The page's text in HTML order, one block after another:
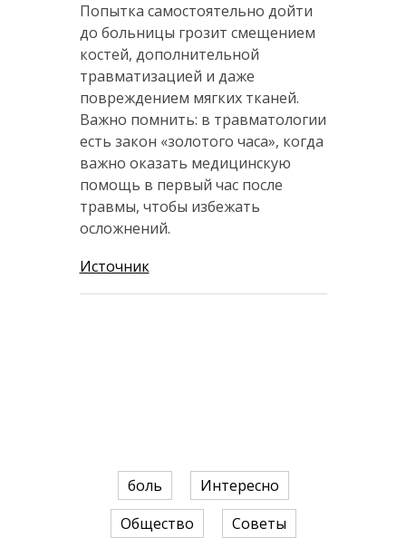
Попытка самостоятельно дойти
до больницы грозит смещением
костей, дополнительной
травматизацией и даже
повреждением мягких тканей.
Важно помнить: в травматологии
есть закон «золотого часа», когда
важно оказать медицинскую
помощь в первый час после
травмы, чтобы избежать
осложнений.
Источник
боль
Интересно
Общество
Советы